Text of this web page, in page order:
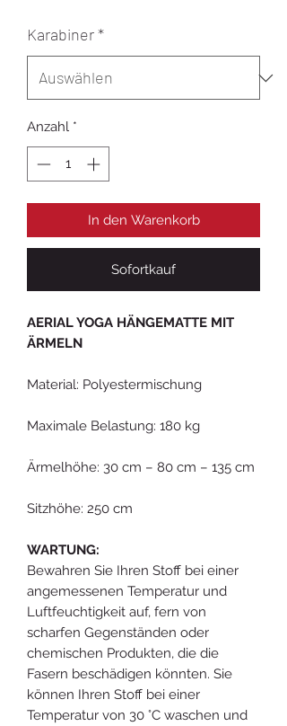
Karabiner*
Anzahl *
In den Warenkorb
Sofortkauf
AERIAL YOGA HÄNGEMATTE MIT
ÄRMELN
Material: Polyestermischung
Maximale Belastung: 180 kg
Ärmelhöhe: 30 cm – 80 cm – 135 cm
Sitzhöhe: 250 cm
WARTUNG:
Bewahren Sie Ihren Stoff bei einer
angemessenen Temperatur und
Luftfeuchtigkeit auf, fern von
scharfen Gegenständen oder
chemischen Produkten, die die
Fasern beschädigen könnten. Sie
können Ihren Stoff bei einer
Temperatur von 30 °C waschen und